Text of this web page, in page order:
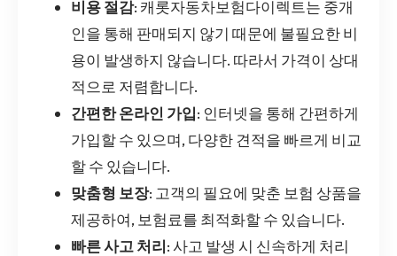
비용 절감: 캐롯자동차보험다이렉트는 중개
인을 통해 판매되지 않기 때문에 불필요한 비
용이 발생하지 않습니다. 따라서 가격이 상대
적으로 저렴합니다.
간편한 온라인 가입: 인터넷을 통해 간편하게
가입할 수 있으며, 다양한 견적을 빠르게 비교
할 수 있습니다.
맞춤형 보장: 고객의 필요에 맞춘 보험 상품을
제공하여, 보험료를 최적화할 수 있습니다.
빠른 사고 처리: 사고 발생 시 신속하게 처리